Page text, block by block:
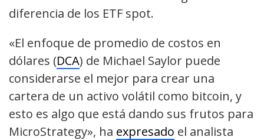
diferencia de los ETF spot.
«El enfoque de promedio de costos en
dólares (DCA) de Michael Saylor puede
considerarse el mejor para crear una
cartera de un activo volátil como bitcoin, y
esto es algo que está dando sus frutos para
MicroStrategy», ha expresado el analista